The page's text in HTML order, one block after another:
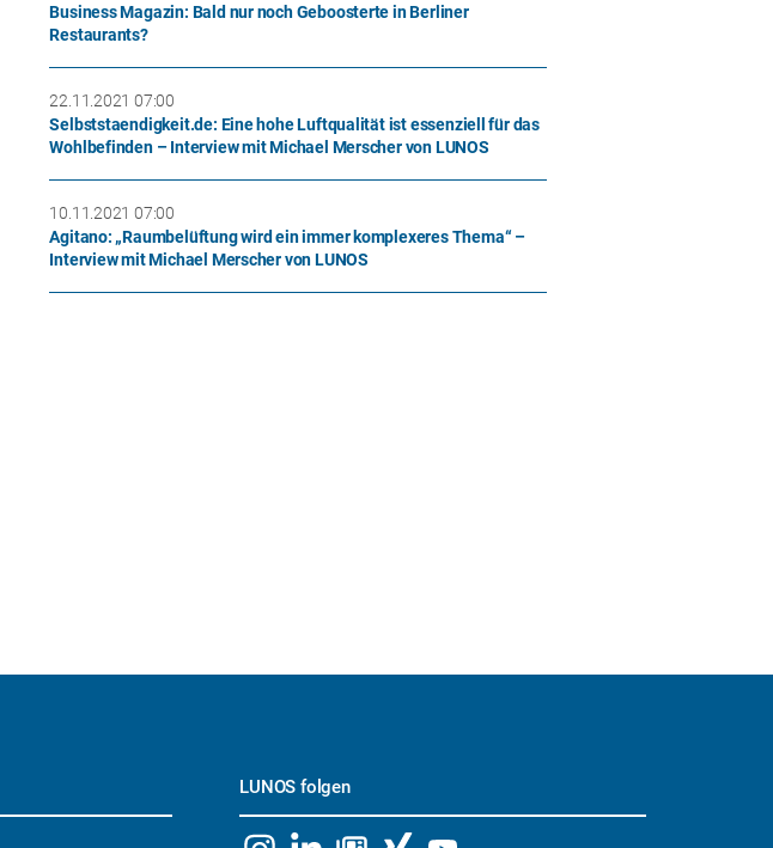
Business Magazin: Bald nur noch Geboosterte in Berliner
Restaurants?
22.11.2021 07:00
Selbststaendigkeit.de: Eine hohe Luftqualität ist essenziell für das
Wohlbefinden – Interview mit Michael Merscher von LUNOS
10.11.2021 07:00
Agitano: „Raumbelüftung wird ein immer komplexeres Thema“ –
Interview mit Michael Merscher von LUNOS
LUNOS folgen